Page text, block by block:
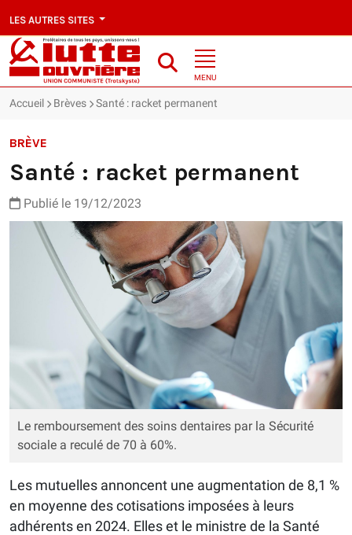
LES AUTRES SITES
MENU
Accueil Brèves Santé : racket permanent
BRÈVE
Santé : racket permanent
Publié le 19/12/2023
Le remboursement des soins dentaires par la Sécurité
sociale a reculé de 70 à 60%.
Les mutuelles annoncent une augmentation de 8,1 %
en moyenne des cotisations imposées à leurs
adhérents en 2024. Elles et le ministre de la Santé